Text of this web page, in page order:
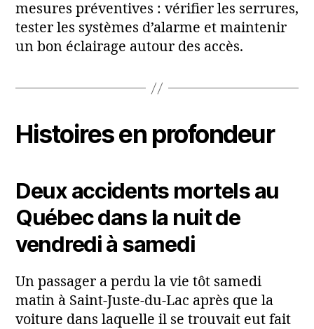
mesures préventives : vérifier les serrures,
tester les systèmes d’alarme et maintenir
un bon éclairage autour des accès.
Histoires en profondeur
Deux accidents mortels au
Québec dans la nuit de
vendredi à samedi
Un passager a perdu la vie tôt samedi
matin à Saint‑Juste‑du‑Lac après que la
voiture dans laquelle il se trouvait eut fait